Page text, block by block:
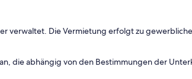
verwaltet. Die Vermietung erfolgt zu
die abhängig von den Bestimmungen der